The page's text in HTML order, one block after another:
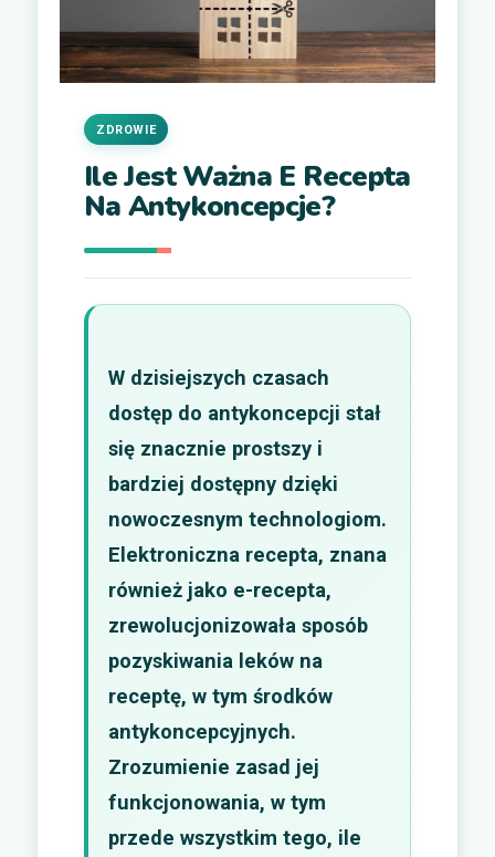
Ile Jest Ważna E Recepta
Na Antykoncepcje?
ZDROWIE
W dzisiejszych czasach
dostęp do antykoncepcji stał
się znacznie prostszy i
bardziej dostępny dzięki
nowoczesnym technologiom.
Elektroniczna recepta, znana
również jako e-recepta,
zrewolucjonizowała sposób
pozyskiwania leków na
receptę, w tym środków
antykoncepcyjnych.
Zrozumienie zasad jej
funkcjonowania, w tym
przede wszystkim tego, ile